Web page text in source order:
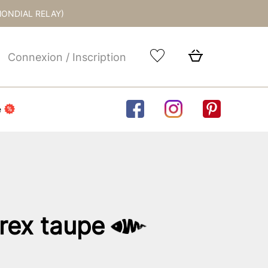
RELAY)
Connexion / Inscription
taupe